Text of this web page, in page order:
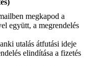
megkapod a
együtt, a megrendelés
utalás átfutási ideje
elindítása a fizetés